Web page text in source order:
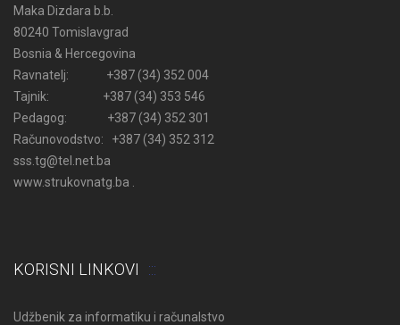
Maka Dizdara b.b.
80240 Tomislavgrad
Bosnia & Hercegovina
Ravnatelj: +387 (34) 352 004
Tajnik: +387 (34) 353 546
Pedagog: +387 (34) 352 301
Računovodstvo: +387 (34) 352 312
sss.tg@tel.net.ba
www.strukovnatg.ba .
KORISNI LINKOVI
Udžbenik za informatiku i računalstvo